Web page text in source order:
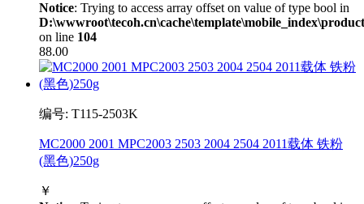
Notice: Trying to access array offset on value of type bool in
on line 104
88.00
编号: T115-2503K
MC2000 2001 MPC2003 2503 2004 2504 2011载体 铁粉
(黑色)250g
￥